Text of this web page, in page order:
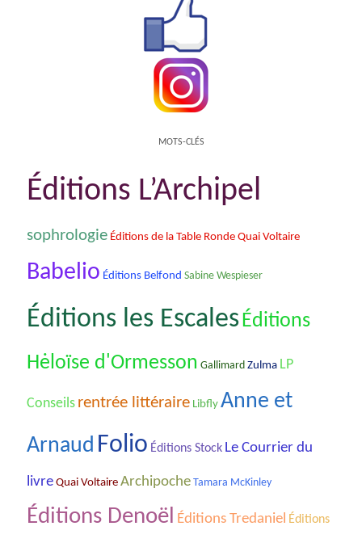
MOTS-CLÉS
Éditions L’Archipel
sophrologie Éditions de la Table Ronde Quai Voltaire
Babelio Éditions Belfond Sabine Wespieser
Éditions les EscalesÉditions
Hėloïse d'Ormesson Gallimard Zulma LP
Conseils rentrée littéraire Libfly Anne et
Arnaud Folio Éditions Stock Le Courrier du
livre Quai Voltaire Archipoche Tamara McKinley
Éditions Denoël Éditions Tredaniel Éditions